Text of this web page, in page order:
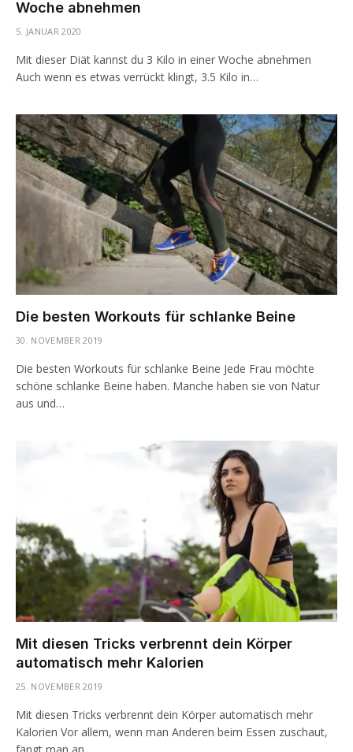
Woche abnehmen
5. JANUAR 2020
Mit dieser Diät kannst du 3 Kilo in einer Woche abnehmen
Auch wenn es etwas verrückt klingt, 3.5 Kilo in…
Die besten Workouts für schlanke Beine
30. NOVEMBER 2019
Die besten Workouts für schlanke Beine Jede Frau möchte
schöne schlanke Beine haben. Manche haben sie von Natur
aus und…
Mit diesen Tricks verbrennt dein Körper
automatisch mehr Kalorien
25. NOVEMBER 2019
Mit diesen Tricks verbrennt dein Körper automatisch mehr
Kalorien Vor allem, wenn man Anderen beim Essen zuschaut,
fängt man an…